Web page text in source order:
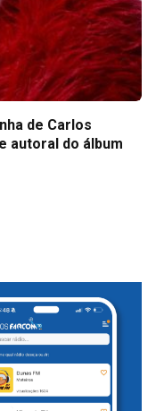
de Carlos
autoral do álbum